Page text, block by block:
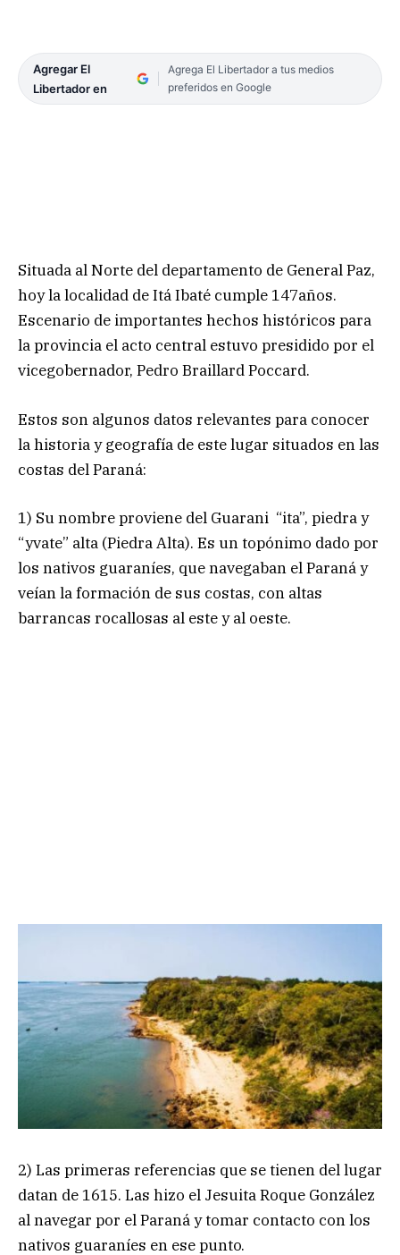
Agregar El
Libertador en
Agrega El Libertador a tus medios
preferidos en Google
Situada al Norte del departamento de General Paz,
hoy la localidad de Itá Ibaté cumple 147años.
Escenario de importantes hechos históricos para
la provincia el acto central estuvo presidido por el
vicegobernador, Pedro Braillard Poccard.
Estos son algunos datos relevantes para conocer
la historia y geografía de este lugar situados en las
costas del Paraná:
1) Su nombre proviene del Guarani “ita”, piedra y
“yvate” alta (Piedra Alta). Es un topónimo dado por
los nativos guaraníes, que navegaban el Paraná y
veían la formación de sus costas, con altas
barrancas rocallosas al este y al oeste.
2) Las primeras referencias que se tienen del lugar
datan de 1615. Las hizo el Jesuita Roque González
al navegar por el Paraná y tomar contacto con los
nativos guaraníes en ese punto.